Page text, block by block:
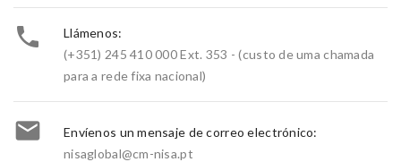

Llámenos:
(+351) 245 410 000 Ext. 353 - (custo de uma chamada
para a rede fixa nacional)

Envíenos un mensaje de correo electrónico:
nisaglobal@cm-nisa.pt